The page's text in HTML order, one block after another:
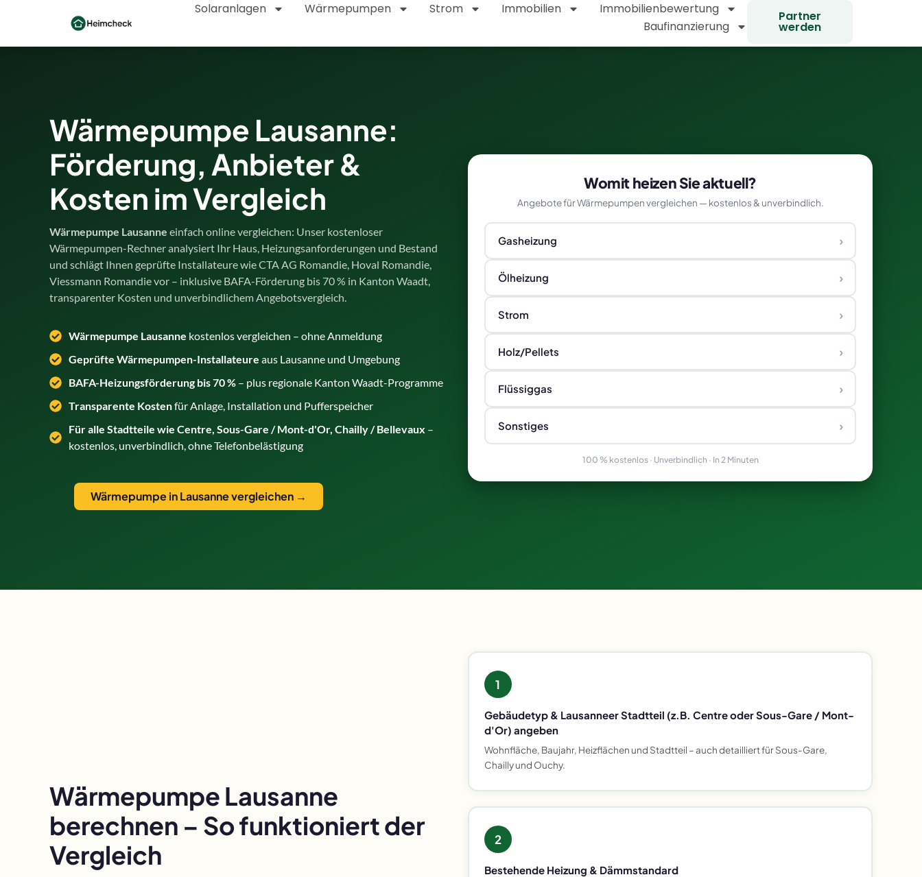
Solaranlagen Wärmepumpen Strom Immobilien
Immobilienbewertung
Baufinanzierung
Partner
werden
Wärmepumpe Lausanne:
Förderung, Anbieter &
Kosten im Vergleich
Wärmepumpe Lausanne einfach online vergleichen: Unser kostenloser
Wärmepumpen-Rechner analysiert Ihr Haus, Heizungsanforderungen und Bestand
und schlägt Ihnen geprüfte Installateure wie CTA AG Romandie, Hoval Romandie,
Viessmann Romandie vor – inklusive BAFA-Förderung bis 70 % in Kanton Waadt,
transparenter Kosten und unverbindlichem Angebotsvergleich.
Wärmepumpe Lausanne kostenlos vergleichen – ohne Anmeldung
Geprüfte Wärmepumpen-Installateure aus Lausanne und Umgebung
BAFA-Heizungsförderung bis 70 %– plus regionale Kanton Waadt-Programme
Transparente Kostenfür Anlage, Installation und Pufferspeicher
Für alle Stadtteile wie Centre, Sous-Gare / Mont-d'Or, Chailly / Bellevaux –
kostenlos, unverbindlich, ohne Telefonbelästigung
Wärmepumpe in Lausanne vergleichen →
Womit heizen Sie aktuell?
Angebote für Wärmepumpen vergleichen — kostenlos & unverbindlich.
Gasheizung ›
Ölheizung ›
Strom ›
Holz/Pellets ›
Flüssiggas ›
Sonstiges ›
100 % kostenlos · Unverbindlich · In 2 Minuten
Wärmepumpe Lausanne
berechnen – So funktioniert der
Vergleich
1
Gebäudetyp & Lausanneer Stadtteil (z.B. Centre oder Sous-Gare / Mont-
d'Or) angeben
Wohnfläche, Baujahr, Heizflächen und Stadtteil – auch detailliert für Sous-Gare,
Chailly und Ouchy.
2
Bestehende Heizung & Dämmstandard